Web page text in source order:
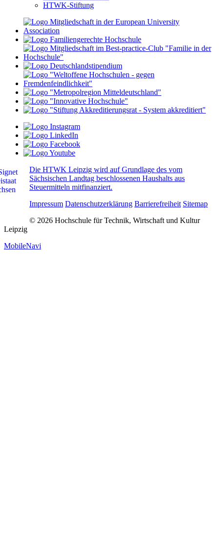
HTWK-Stiftung
Die HTWK Leipzig wird auf Grundlage des vom
Sächsischen Landtag beschlossenen Haushalts aus
Steuermitteln mitfinanziert.
Impressum Datenschutzerklärung Barrierefreiheit Sitemap
© 2026 Hochschule für Technik, Wirtschaft und Kultur
Leipzig
MobileNavi